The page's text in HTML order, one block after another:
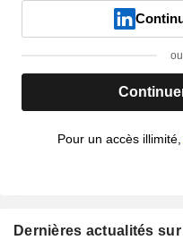
Pour un accès illimité,
Dernières actualités